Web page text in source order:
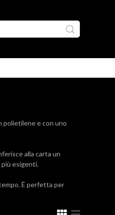
polietilene e con uno
alla carta un
esigenti.
È perfetta per